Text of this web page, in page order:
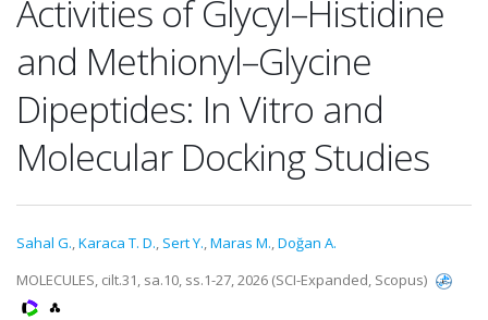
Activities of Glycyl–Histidine
and Methionyl–Glycine
Dipeptides: In Vitro and
Molecular Docking Studies
Sahal G.,Karaca T. D., Sert Y.,Maras M.,Doğan A.
MOLECULES, cilt.31, sa.10, ss.1-27, 2026 (SCI-Expanded, Scopus)